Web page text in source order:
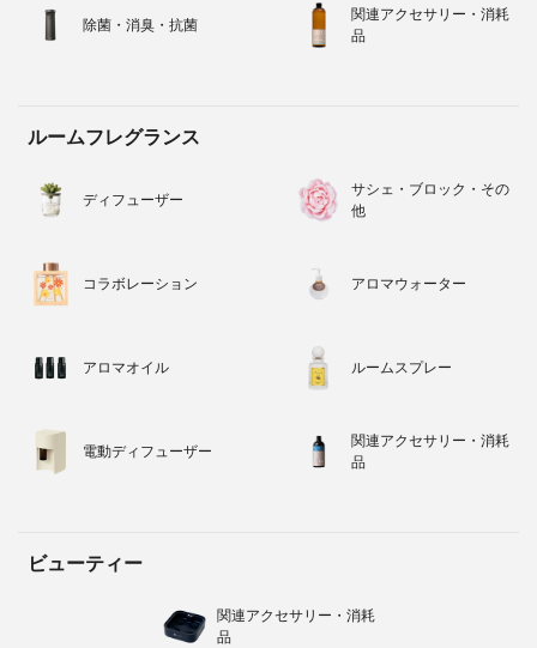
除菌・消臭・抗菌
関連アクセサリー・消耗
品
ルームフレグランス
ディフューザー
サシェ・ブロック・その
他
コラボレーション アロマウォーター
アロマオイル ルームスプレー
電動ディフューザー
関連アクセサリー・消耗
品
ビューティー
関連アクセサリー・消耗
品